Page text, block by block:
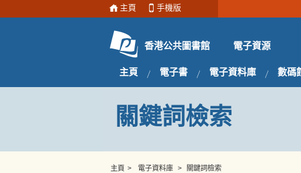
主頁 手機版
香港公共圖書館 電子資源
主頁 電子書 電子資料庫 數碼
關鍵詞檢索
主頁 > 電子資料庫 > 關鍵詞檢索